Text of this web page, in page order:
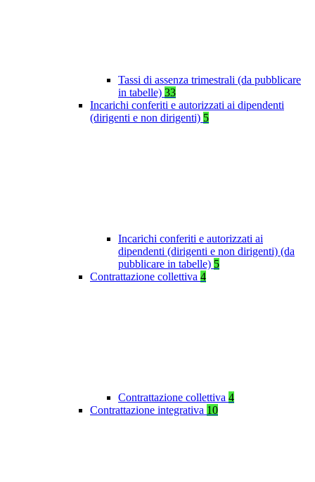
Tassi di assenza trimestrali (da pubblicare
in tabelle) 33
Incarichi conferiti e autorizzati ai dipendenti
(dirigenti e non dirigenti) 5
Incarichi conferiti e autorizzati ai
dipendenti (dirigenti e non dirigenti) (da
pubblicare in tabelle) 5
Contrattazione collettiva 4
Contrattazione collettiva 4
Contrattazione integrativa 10